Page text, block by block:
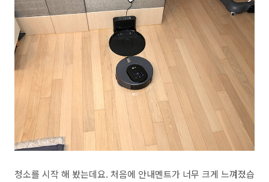
청소를 시작 해 봤는데요. 처음에 안내멘트가 너무 크게 느껴졌습